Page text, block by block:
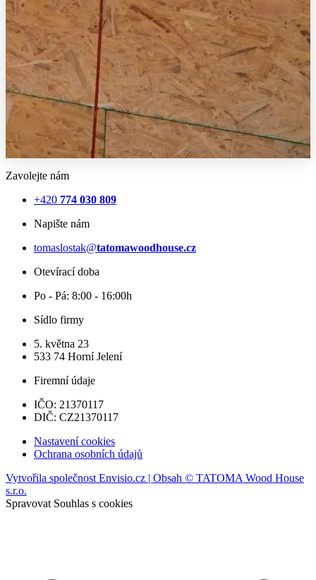
Zavolejte nám
+420 774 030 809
Napište nám
tomaslostak@tatomawoodhouse.cz
Otevírací doba
Po - Pá: 8:00 - 16:00h
Sídlo firmy
5. května 23
533 74 Horní Jelení
Firemní údaje
IČO: 21370117
DIČ: CZ21370117
Nastavení cookies
Ochrana osobních údajů
Vytvořila společnost Envisio.cz | Obsah © TATOMA Wood House
s.r.o.
Spravovat Souhlas s cookies